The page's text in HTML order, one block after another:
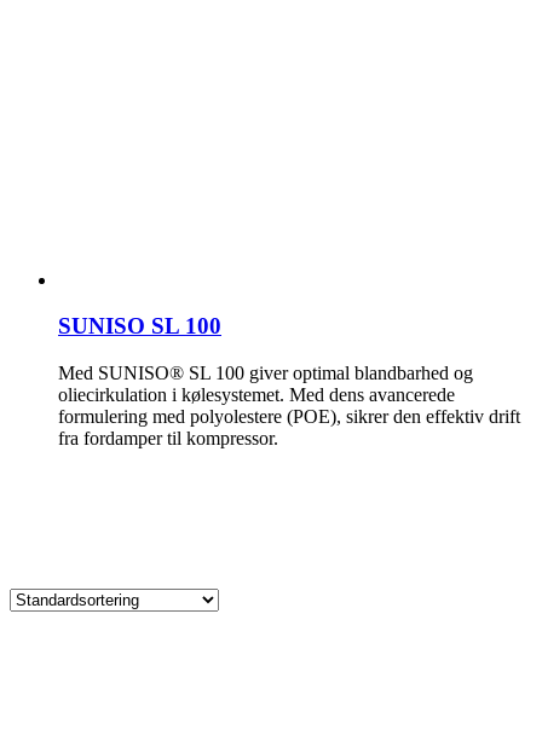
SUNISO SL 100
Med SUNISO® SL 100 giver optimal blandbarhed og
oliecirkulation i kølesystemet. Med dens avancerede
formulering med polyolestere (POE), sikrer den effektiv drift
fra fordamper til kompressor.